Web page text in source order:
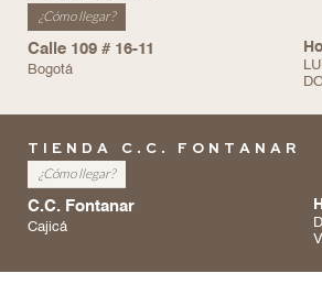
¿Cómo llegar?
Calle 109 # 16-11
Bogotá
TIENDA C.C. FONTANAR
¿Cómo llegar?
C.C. Fontanar
Cajicá